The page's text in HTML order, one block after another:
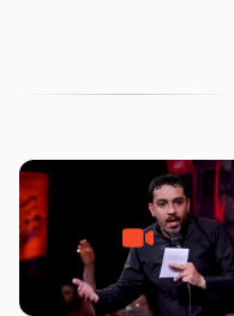
شور ، حسینا! به‌ حق زهرا «أُنْظُرْ
إِلَینا» – عزاداری شب هفتم ماه